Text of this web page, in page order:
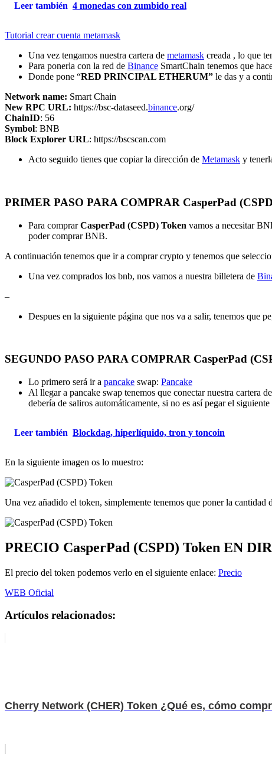
Leer también 4 monedas con zumbido real
Tutorial crear cuenta metamask
Una vez tengamos nuestra cartera de metamask creada , lo que
Para ponerla con la red de Binance SmartChain tenemos que
Donde pone “RED PRINCIPAL ETHERUM” le das y a
Network name: Smart Chain
New RPC URL: https://bsc-dataseed.binance.org/
ChainID: 56
Symbol: BNB
Block Explorer URL: https://bscscan.com
Acto seguido tienes que copiar la dirección de Metamask y
PRIMER PASO PARA COMPRAR CasperPad
Para comprarCasperPad (CSPD) Token vamos a necesitar
poder comprar BNB.
A continuación tenemos que ir a comprar crypto y tenemos que
Una vez comprados los bnb, nos vamos a nuestra billetera de
–
Despues en la siguiente página que nos va a salir, tenemos que
SEGUNDO PASO PARA COMPRAR CasperPad
Lo primero será ir a pancake swap: Pancake
Al llegar a pancake swap tenemos que conectar nuestra cartera
debería de saliros automáticamente, si no es así pegar el siguiente
Leer también Blockdag, hiperlíquido, tron y toncoin
En la siguiente imagen os lo muestro:
Una vez añadido el token, simplemente tenemos que poner la cantidad
PRECIO CasperPad (CSPD) Token EN
El precio del token podemos verlo en el siguiente enlace: Precio
WEB Oficial
Artículos relacionados:
Cherry Network (CHER) Token ¿Qué es, cómo